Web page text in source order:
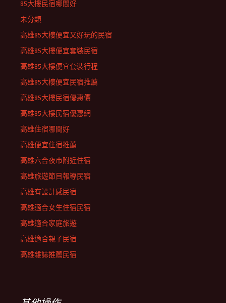
85大樓民宿哪間好
未分類
高雄85大樓便宜又好玩的民宿
高雄85大樓便宜套裝民宿
高雄85大樓便宜套裝行程
高雄85大樓便宜民宿推薦
高雄85大樓民宿優惠價
高雄85大樓民宿優惠網
高雄住宿哪間好
高雄便宜住宿推薦
高雄六合夜市附近住宿
高雄旅遊節目報導民宿
高雄有設計感民宿
高雄適合女生住宿民宿
高雄適合家庭旅遊
高雄適合親子民宿
高雄雜誌推薦民宿